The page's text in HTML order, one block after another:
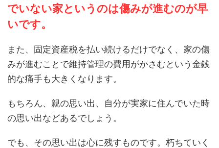
でいない家というのは傷みが進むのが早
いです。
また、固定資産税を払い続けるだけでなく、家の傷
みが進むことで維持管理の費用がかさむという金銭
的な痛手も大きくなります。
もちろん、親の思い出、自分が実家に住んでいた時
の思い出などあるでしょう。
でも、その思い出は心に残すものです。朽ちていく